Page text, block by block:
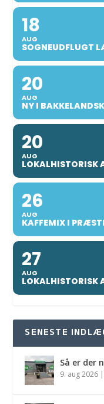
18
AUG
SOGNEUDFLUGT
20
AUG
NY I
20
AUG
LOKALHISTORISK
26
AUG
KAFFEMIX I
27
AUG
LOKALHISTORISK
SENESTE
Så er der
9. aug 2026 |